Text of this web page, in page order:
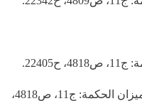
([22]) بحار الأنوار: ج70، ص282، ح1. ميزان الحكمة: ج11، ص4818،